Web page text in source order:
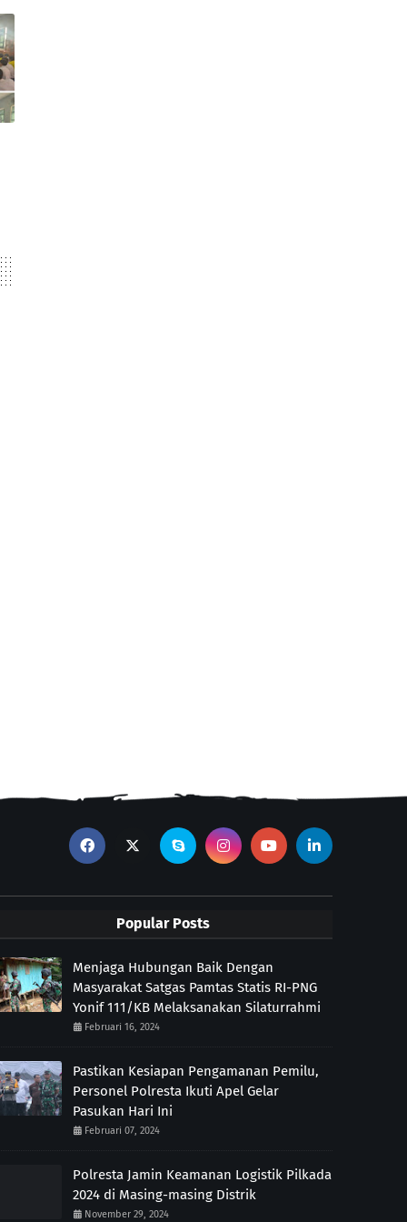
Popular Posts
Menjaga Hubungan Baik Dengan
Masyarakat Satgas Pamtas Statis RI-PNG
Yonif 111/KB Melaksanakan Silaturrahmi
Februari 16, 2024
Pastikan Kesiapan Pengamanan Pemilu,
Personel Polresta Ikuti Apel Gelar
Pasukan Hari Ini
Februari 07, 2024
Polresta Jamin Keamanan Logistik Pilkada
2024 di Masing-masing Distrik
November 29, 2024